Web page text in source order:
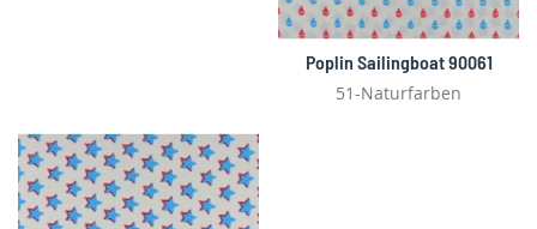
Poplin Sailingboat 90061
51-Naturfarben